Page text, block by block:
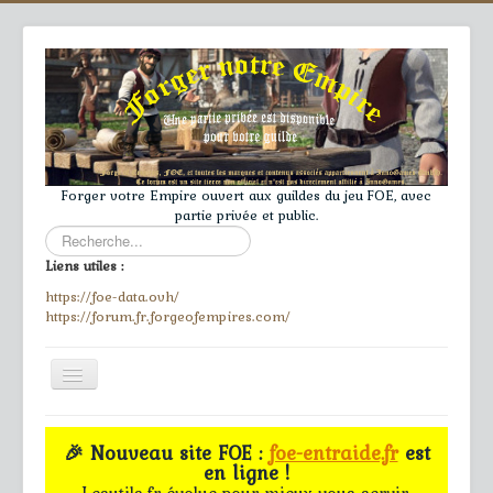
Forger votre Empire ouvert aux guildes du jeu FOE, avec
partie privée et public.
Rechercher
Liens utiles :
https://foe-data.ovh/
https://forum.fr.forgeofempires.com/
Toggle
Navigation
≡
Accueil
🎉 Nouveau site FOE :foe-entraide.frest
en ligne !